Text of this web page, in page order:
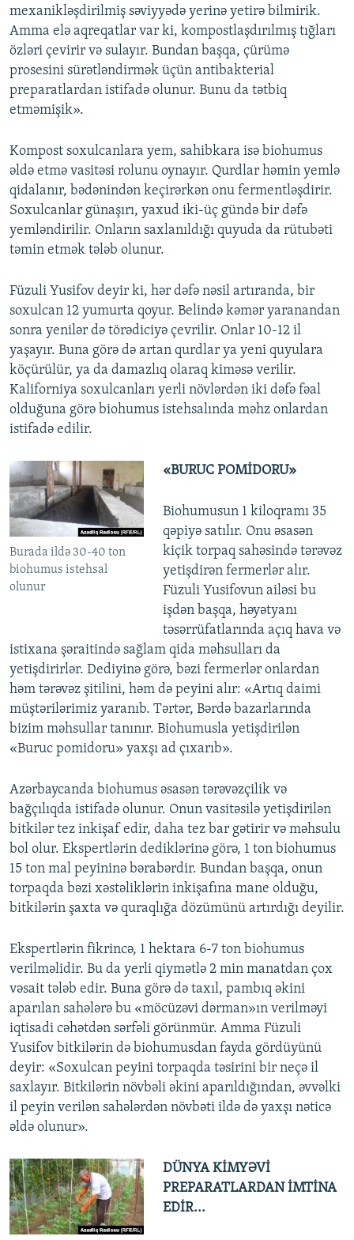
mexanikləşdirilmiş səviyyədə yerinə yetirə bilmirik.
Amma elə aqreqatlar var ki, kompostlaşdırılmış tığları
özləri çevirir və sulayır. Bundan başqa, çürümə
prosesini sürətləndirmək üçün antibakterial
preparatlardan istifadə olunur. Bunu da tətbiq
etməmişik».
Kompost soxulcanlara yem, sahibkara isə biohumus
əldə etmə vasitəsi rolunu oynayır. Qurdlar həmin yemlə
qidalanır, bədənindən keçirərkən onu fermentləşdirir.
Soxulcanlar günaşırı, yaxud iki-üç gündə bir dəfə
yemləndirilir. Onların saxlanıldığı quyuda da rütubəti
təmin etmək tələb olunur.
Füzuli Yusifov deyir ki, hər dəfə nəsil artıranda, bir
soxulcan 12 yumurta qoyur. Belində kəmər yaranandan
sonra yenilər də törədiciyə çevrilir. Onlar 10-12 il
yaşayır. Buna görə də artan qurdlar ya yeni quyulara
köçürülür, ya da damazlıq olaraq kiməsə verilir.
Kaliforniya soxulcanları yerli növlərdən iki dəfə fəal
olduğuna görə biohumus istehsalında məhz onlardan
istifadə edilir.
Burada ildə 30-40 ton
biohumus istehsal
olunur
«BURUC POMİDORU»
Biohumusun 1 kiloqramı 35
qəpiyə satılır. Onu əsasən
kiçik torpaq sahəsində tərəvəz
yetişdirən fermerlər alır.
Füzuli Yusifovun ailəsi bu
işdən başqa, həyətyanı
təsərrüfatlarında açıq hava və
istixana şəraitində sağlam qida məhsulları da
yetişdirirlər. Dediyinə görə, bəzi fermerlər onlardan
həm tərəvəz şitilini, həm də peyini alır: «Artıq daimi
müştərilərimiz yaranıb. Tərtər, Bərdə bazarlarında
bizim məhsullar tanınır. Biohumusla yetişdirilən
«Buruc pomidoru» yaxşı ad çıxarıb».
Azərbaycanda biohumus əsasən tərəvəzçilik və
bağçılıqda istifadə olunur. Onun vasitəsilə yetişdirilən
bitkilər tez inkişaf edir, daha tez bar gətirir və məhsulu
bol olur. Ekspertlərin dediklərinə görə, 1 ton biohumus
15 ton mal peyininə bərabərdir. Bundan başqa, onun
torpaqda bəzi xəstəliklərin inkişafına mane olduğu,
bitkilərin şaxta və quraqlığa dözümünü artırdığı deyilir.
Ekspertlərin fikrincə, 1 hektara 6-7 ton biohumus
verilməlidir. Bu da yerli qiymətlə 2 min manatdan çox
vəsait tələb edir. Buna görə də taxıl, pambıq əkini
aparılan sahələrə bu «möcüzəvi dərman»ın verilməyi
iqtisadi cəhətdən sərfəli görünmür. Amma Füzuli
Yusifov bitkilərin də biohumusdan fayda gördüyünü
deyir: «Soxulcan peyini torpaqda təsirini bir neçə il
saxlayır. Bitkilərin növbəli əkini aparıldığından, əvvəlki
il peyin verilən sahələrdən növbəti ildə də yaxşı nəticə
əldə olunur».
DÜNYA KİMYƏVİ
PREPARATLARDAN İMTİNA
EDİR...